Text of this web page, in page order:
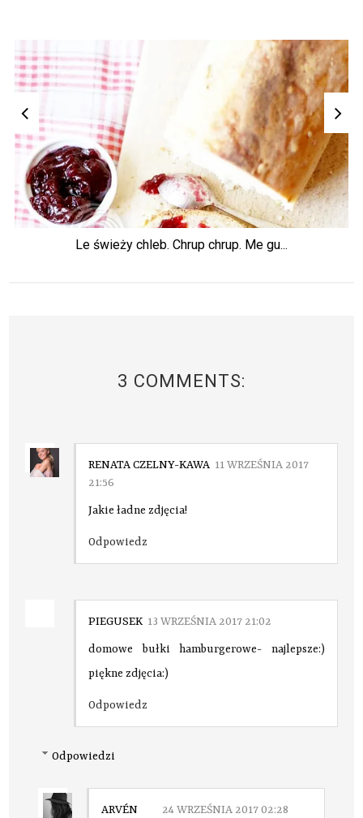
Le świeży chleb. Chrup chrup. Me gu...
3 COMMENTS:
RENATA CZELNY-KAWA 11 WRZEŚNIA 2017
21:56
Jakie ładne zdjęcia!
Odpowiedz
PIEGUSEK 13 WRZEŚNIA 2017 21:02
domowe bułki hamburgerowe- najlepsze:)
piękne zdjęcia:)
Odpowiedz
Odpowiedzi
ARVÉN 24 WRZEŚNIA 2017 02:28